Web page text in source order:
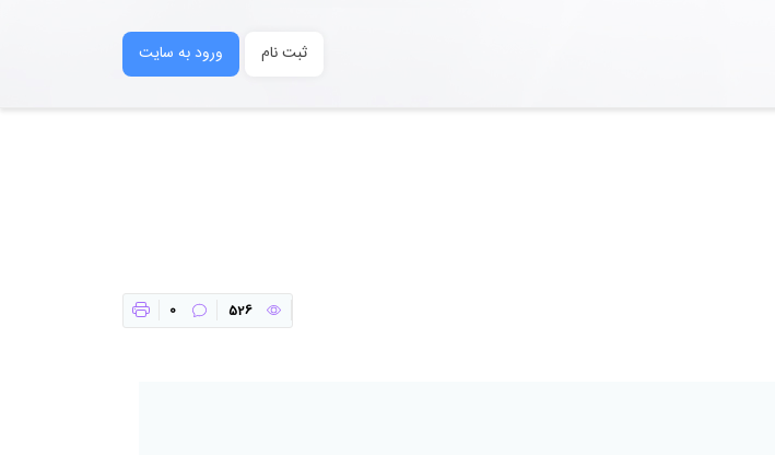
ورود به سایت ثبت نام
526
0